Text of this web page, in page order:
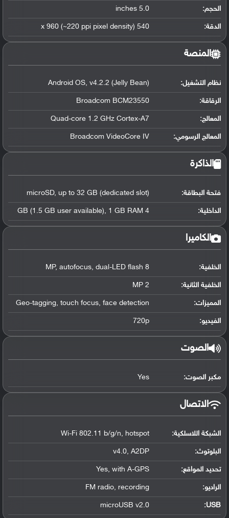
الحجم: 5.0 inches
الدقة: 540 x 960 (~220 ppi pixel density)
المنصة
نظام التشغيل:
Android OS, v4.2.2 (Jelly Bean)
الرقاقة:
Broadcom BCM23550
المعالج:
Quad-core 1.2 GHz Cortex-A7
المعالج الرسومي:
Broadcom VideoCore IV
الذاكرة
فتحة البطاقة: microSD, up to 32 GB (dedicated slot)
الداخلية: 4 GB (1.5 GB user available), 1 GB RAM
الكاميرا
الخلفية: 8 MP, autofocus, dual-LED flash
الخلفية الثانية: 2 MP
المميزات: Geo-tagging, touch focus, face detection
الفيديو: 720p
الصوت
مكبر الصوت: Yes
الاتصال
الشبكة اللاسلكية: Wi-Fi 802.11 b/g/n, hotspot
البلوتوث:
v4.0, A2DP
تحديد المواقع:
Yes, with A-GPS
الراديو: FM radio, recording
USB
:
microUSB v2.0